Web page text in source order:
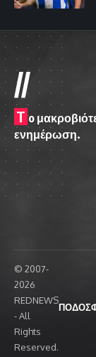
//
T o
ενημέρωση.
© 2007-
2026
REDNEWS
- All
Rights
Reserved.